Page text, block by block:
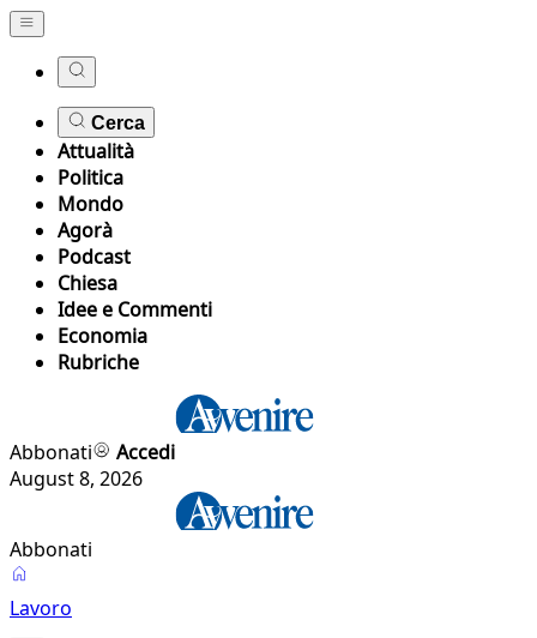
Cerca
Attualità
Politica
Mondo
Agorà
Podcast
Chiesa
Idee e Commenti
Economia
Rubriche
Abbonati
Accedi
August 8, 2026
Abbonati
Lavoro